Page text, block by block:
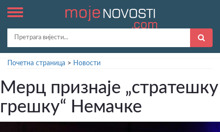
Почетна страница > Новости
Мерц признаје „стратешку
грешку“ Немачке